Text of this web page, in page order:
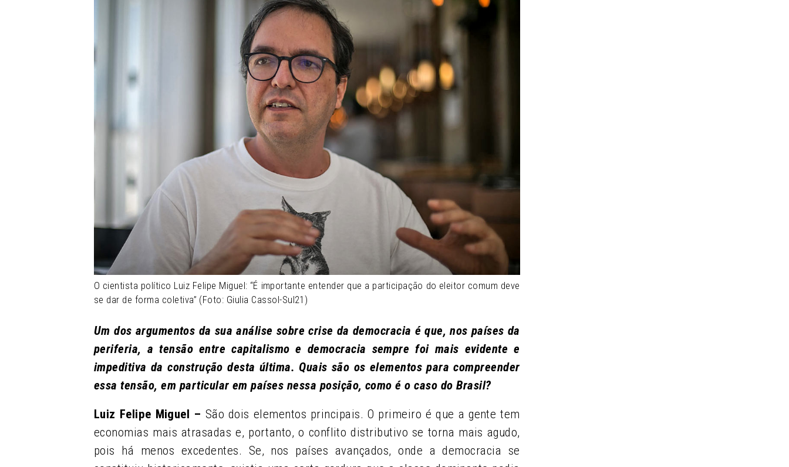
O cientista político Luiz Felipe Miguel: “É importante entender que a participação do eleitor comum deve
se dar de forma coletiva” (Foto: Giulia Cassol-Sul21)
Um dos argumentos da sua análise sobre crise da democracia é que, nos países da
periferia, a tensão entre capitalismo e democracia sempre foi mais evidente e
impeditiva da construção desta última. Quais são os elementos para compreender
essa tensão, em particular em países nessa posição, como é o caso do Brasil?
Luiz Felipe Miguel – São dois elementos principais. O primeiro é que a gente tem
economias mais atrasadas e, portanto, o conflito distributivo se torna mais agudo,
pois há menos excedentes. Se, nos países avançados, onde a democracia se